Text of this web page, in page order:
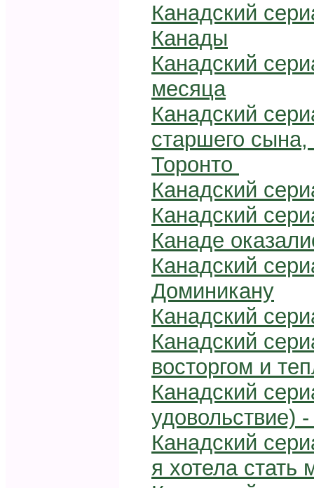
Канадский
Канады
Канадский
месяца
Канадский
старшего
Торонто
Канадский
Канадский
Канаде
Канадский
Доминикану
Канадский
Канадский
восторгом и
Канадский
удовольствие)
Канадский
я хотела стать